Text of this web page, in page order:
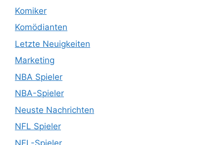
Komiker
Komödianten
Letzte Neuigkeiten
Marketing
NBA Spieler
NBA-Spieler
Neuste Nachrichten
NFL Spieler
NFL-Spieler